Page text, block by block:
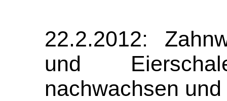
22.2.2012:
und
nachwachsen